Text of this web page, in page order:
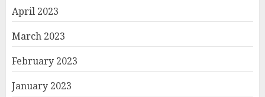
April 2023
March 2023
February 2023
January 2023